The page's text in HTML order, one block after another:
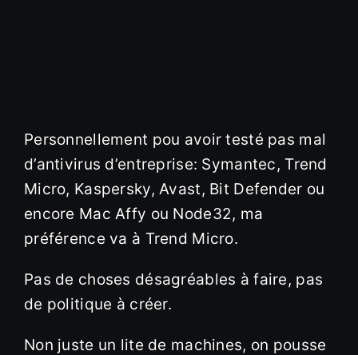
Personnellement pou avoir testé pas mal
d’antivirus d’entreprise: Symantec, Trend
Micro, Kaspersky, Avast, Bit Defender ou
encore Mac Affy ou Node32, ma
préférence va à Trend Micro.
Pas de choses désagréables à faire, pas
de politique à créer.
Non juste un lite de machines, on pousse